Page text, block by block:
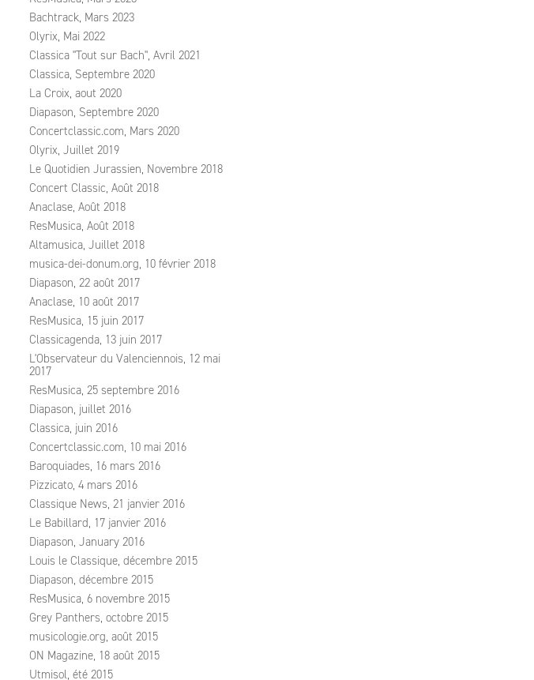
Bachtrack, Mars 2023
Olyrix, Mai 2022
Classica "Tout sur Bach", Avril 2021
Classica, Septembre 2020
La Croix, aout 2020
Diapason, Septembre 2020
Concertclassic.com, Mars 2020
Olyrix, Juillet 2019
Le Quotidien Jurassien, Novembre 2018
Concert Classic, Août 2018
Anaclase, Août 2018
ResMusica, Août 2018
Altamusica, Juillet 2018
musica-dei-donum.org, 10 février 2018
Diapason, 22 août 2017
Anaclase, 10 août 2017
ResMusica, 15 juin 2017
Classicagenda, 13 juin 2017
L'Observateur du Valenciennois, 12 mai
2017
ResMusica, 25 septembre 2016
Diapason, juillet 2016
Classica, juin 2016
Concertclassic.com, 10 mai 2016
Baroquiades, 16 mars 2016
Pizzicato, 4 mars 2016
Classique News, 21 janvier 2016
Le Babillard, 17 janvier 2016
Diapason, January 2016
Louis le Classique, décembre 2015
Diapason, décembre 2015
ResMusica, 6 novembre 2015
Grey Panthers, octobre 2015
musicologie.org, août 2015
ON Magazine, 18 août 2015
Utmisol, été 2015